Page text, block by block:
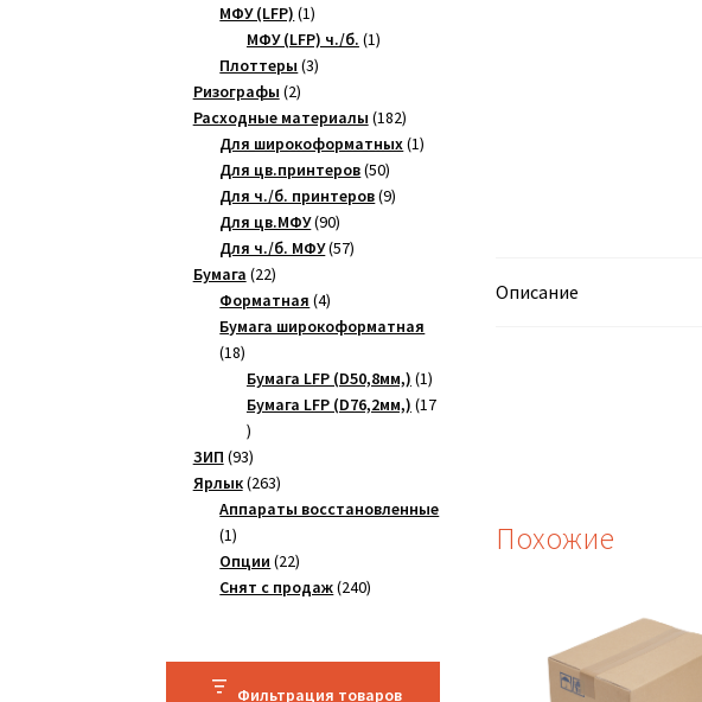
Описание
Похожие
товара
МФУ (LFP) 11
товар
МФУ (LFP) ч./б. 11
Плоттеры 33
Ризографы 22
товара
Расходные материалы 182182
товара
Для широкоформатных 11
Для цв.принтеров 5050
товаров
Для ч./б. принтеров 99
Для цв.МФУ 9090
товаров
Для ч./б. МФУ 5757
Бумага 2222
товара
Форматная 44
товара
Бумага широкоформатная
1818
товаров
Бумага LFP (D50,8мм,) 11
товар
Бумага LFP (D76,2мм,) 17
17
товаров
ЗИП 9393
товара
Ярлык 263263
товара
Аппараты восстановленные
11
товар
Опции 2222
товара
Снят с продаж 240240
Фильтрация товаров